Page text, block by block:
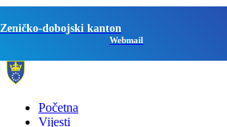
Zeničko-dobojski kanton
Webmail
Početna
Vijesti